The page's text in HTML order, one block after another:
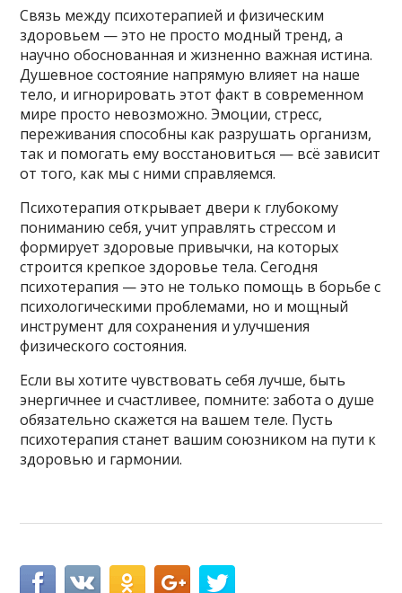
Связь между психотерапией и физическим
здоровьем — это не просто модный тренд, а
научно обоснованная и жизненно важная истина.
Душевное состояние напрямую влияет на наше
тело, и игнорировать этот факт в современном
мире просто невозможно. Эмоции, стресс,
переживания способны как разрушать организм,
так и помогать ему восстановиться — всё зависит
от того, как мы с ними справляемся.
Психотерапия открывает двери к глубокому
пониманию себя, учит управлять стрессом и
формирует здоровые привычки, на которых
строится крепкое здоровье тела. Сегодня
психотерапия — это не только помощь в борьбе с
психологическими проблемами, но и мощный
инструмент для сохранения и улучшения
физического состояния.
Если вы хотите чувствовать себя лучше, быть
энергичнее и счастливее, помните: забота о душе
обязательно скажется на вашем теле. Пусть
психотерапия станет вашим союзником на пути к
здоровью и гармонии.